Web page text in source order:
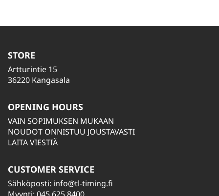
STORE
Artturintie 15
36220 Kangasala
OPENING HOURS
VAIN SOPIMUKSEN MUKAAN
NOUDOT ONNISTUU JOUSTAVASTI
LAITA VIESTIÄ
CUSTOMER SERVICE
Sähköposti: info@tl-timing.fi